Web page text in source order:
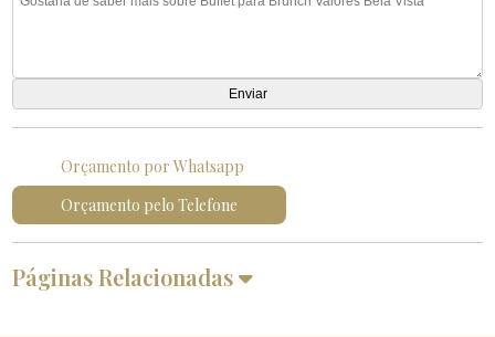
Orçamento por Whatsapp
Orçamento pelo Telefone
Páginas Relacionadas